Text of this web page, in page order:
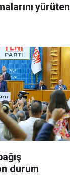
yürüten
durum